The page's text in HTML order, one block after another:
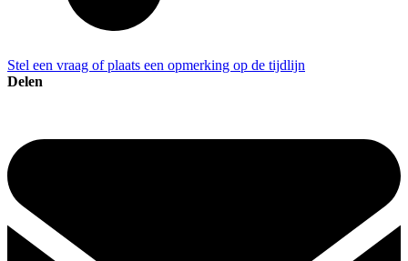
Stel een vraag of plaats een opmerking op de tijdlijn
Delen